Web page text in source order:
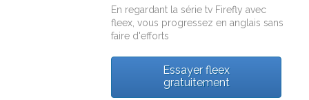
En regardant la série tv Firefly avec
fleex , vous progressez en anglais sans
faire d'efforts
Essayer fleex
gratuitement